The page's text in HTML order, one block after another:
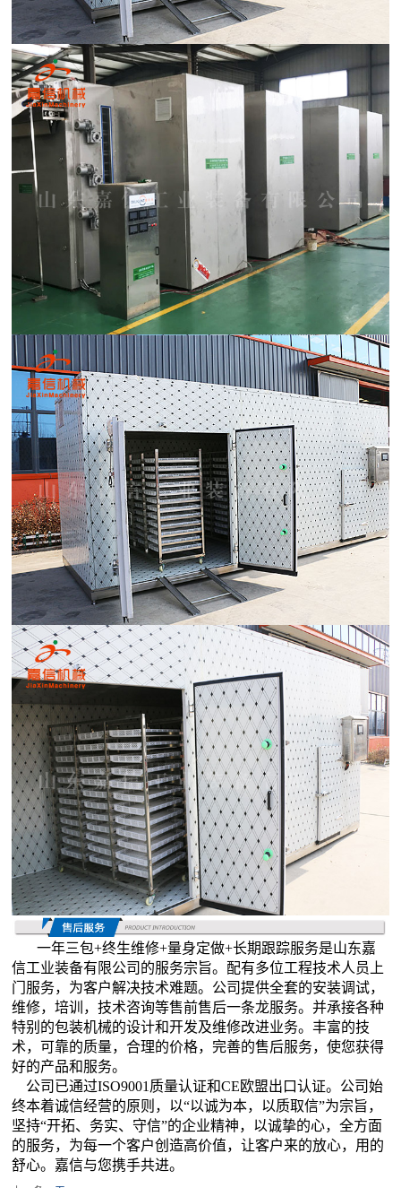
一年三包+终生维修+量身定做+长期跟踪服务是山东嘉
信工业装备有限公司的服务宗旨。配有多位工程技术人员上
门服务，为客户解决技术难题。公司提供全套的安装调试，
维修，培训，技术咨询等售前售后一条龙服务。并承接各种
特别的包装机械的设计和开发及维修改进业务。丰富的技
术，可靠的质量，合理的价格，完善的售后服务，使您获得
好的产品和服务。
公司已通过ISO9001质量认证和CE欧盟出口认证。公司始
终本着诚信经营的原则，以“以诚为本，以质取信”为宗旨，
坚持“开拓、务实、守信”的企业精神，以诚挚的心，全方面
的服务，为每一个客户创造高价值，让客户来的放心，用的
舒心。嘉信与您携手共进。